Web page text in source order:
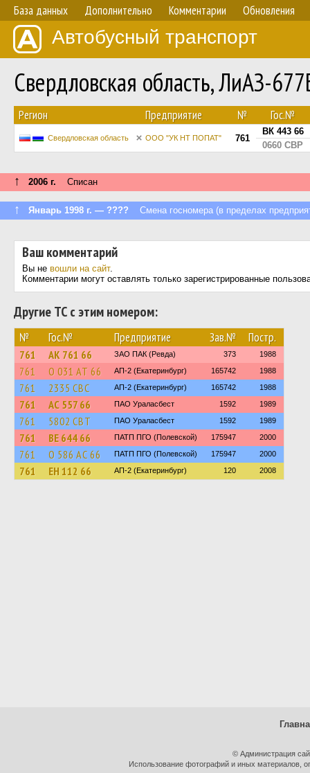
База данных Дополнительно Комментарии Обновления
Автобусный транспорт
Свердловская область, ЛиАЗ-
Регион Предприятие № Гос.№
Свердловская область ООО "УК НТ ПОПАТ" 761
ВК 443 66
0660 СВР
↑ 2006 г. Списан
↑ Январь 1998 г. — ???? Смена госномера (в пределах
Ваш комментарий
Вы не вошли на сайт.
Комментарии могут оставлять только зарегистрированные
Другие ТС с этим номером:
№ Гос.№ Предприятие Зав.№ Постр.
761 АК 761 66 ЗАО ПАК (Ревда) 373 1988
761 О 031 АТ 66 АП-2 (Екатеринбург) 165742 1988
761 2335 СВС АП-2 (Екатеринбург) 165742 1988
761 АС 557 66 ПАО Ураласбест 1592 1989
761 5802 СВТ ПАО Ураласбест 1592 1989
761 ВЕ 644 66 ПАТП ПГО (Полевской) 175947 2000
761 О 586 АС 66 ПАТП ПГО (Полевской) 175947 2000
761 ЕН 112 66 АП-2 (Екатеринбург) 120 2008
© Администрация
Использование фотографий и иных материалов,